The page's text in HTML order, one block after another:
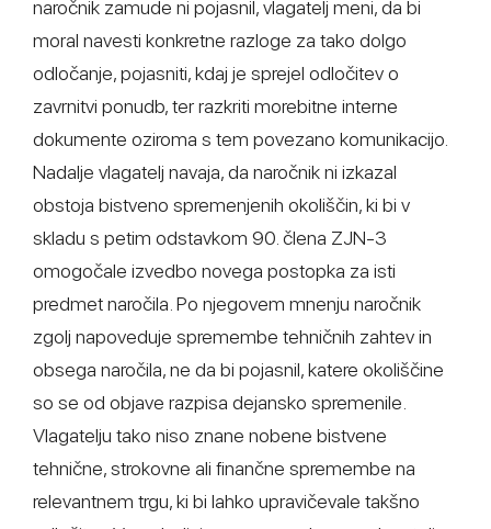
naročnik zamude ni pojasnil, vlagatelj meni, da bi
moral navesti konkretne razloge za tako dolgo
odločanje, pojasniti, kdaj je sprejel odločitev o
zavrnitvi ponudb, ter razkriti morebitne interne
dokumente oziroma s tem povezano komunikacijo.
Nadalje vlagatelj navaja, da naročnik ni izkazal
obstoja bistveno spremenjenih okoliščin, ki bi v
skladu s petim odstavkom 90. člena ZJN-3
omogočale izvedbo novega postopka za isti
predmet naročila. Po njegovem mnenju naročnik
zgolj napoveduje spremembe tehničnih zahtev in
obsega naročila, ne da bi pojasnil, katere okoliščine
so se od objave razpisa dejansko spremenile.
Vlagatelju tako niso znane nobene bistvene
tehnične, strokovne ali finančne spremembe na
relevantnem trgu, ki bi lahko upravičevale takšno